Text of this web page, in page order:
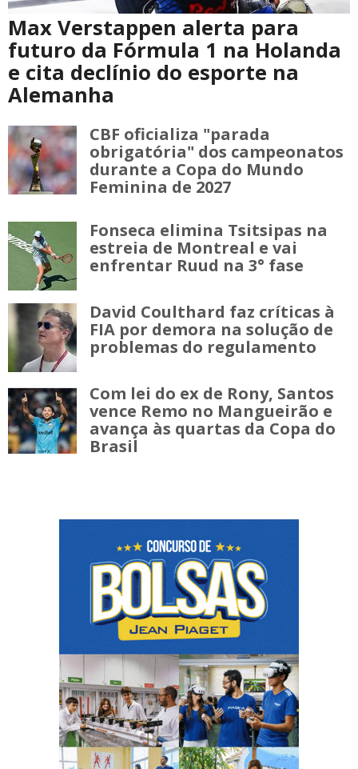
Max Verstappen alerta para
futuro da Fórmula 1 na Holanda
e cita declínio do esporte na
Alemanha
CBF oficializa "parada
obrigatória" dos campeonatos
durante a Copa do Mundo
Feminina de 2027
Fonseca elimina Tsitsipas na
estreia de Montreal e vai
enfrentar Ruud na 3° fase
David Coulthard faz críticas à
FIA por demora na solução de
problemas do regulamento
Com lei do ex de Rony, Santos
vence Remo no Mangueirão e
avança às quartas da Copa do
Brasil